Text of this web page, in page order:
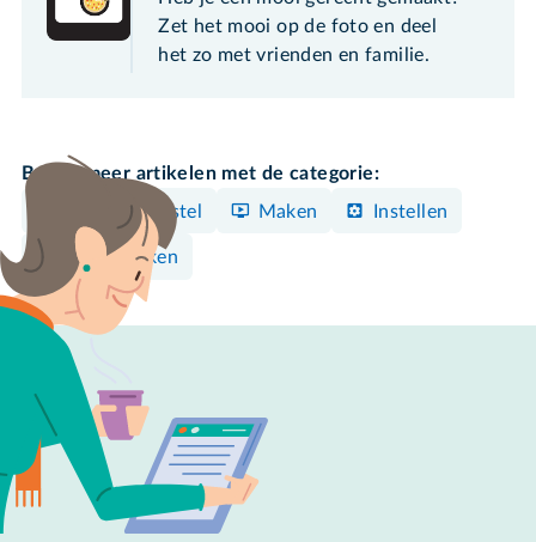
Zet het mooi op de foto en deel
het zo met vrienden en familie.
Bekijk meer artikelen met de categorie:
Android-toestel
Maken Instellen
Foto's maken